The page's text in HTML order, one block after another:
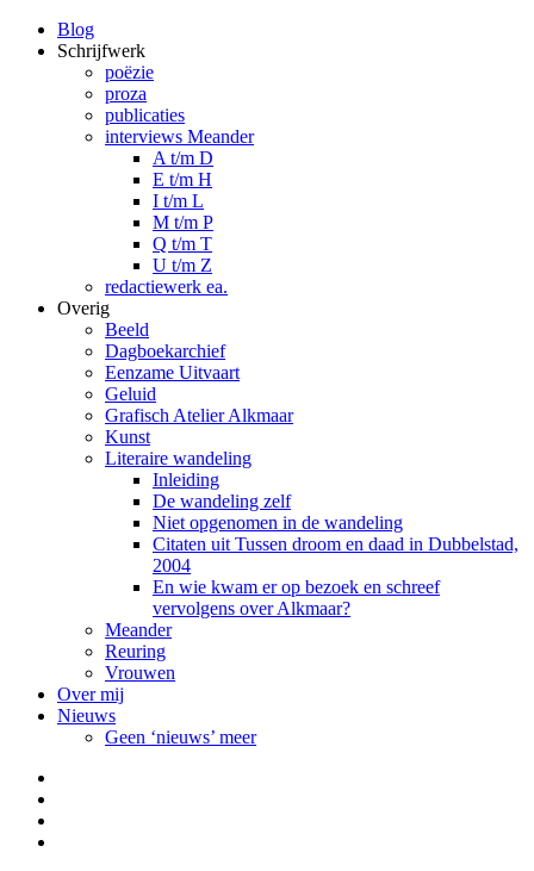
Blog
Schrijfwerk
poëzie
proza
publicaties
interviews Meander
A t/m D
E t/m H
I t/m L
M t/m P
Q t/m T
U t/m Z
redactiewerk ea.
Overig
Beeld
Dagboekarchief
Eenzame Uitvaart
Geluid
Grafisch Atelier Alkmaar
Kunst
Literaire wandeling
Inleiding
De wandeling zelf
Niet opgenomen in de wandeling
Citaten uit Tussen droom en daad in Dubbelstad,
2004
En wie kwam er op bezoek en schreef
vervolgens over Alkmaar?
Meander
Reuring
Vrouwen
Over mij
Nieuws
Geen ‘nieuws’ meer